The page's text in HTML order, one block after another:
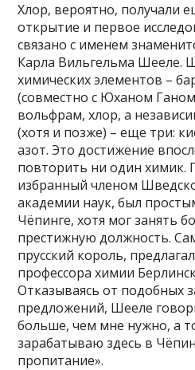
Хлор, вероятно, получали
открытие и первое
связано с именем
Карла Вильгельма Шееле.
химических элементов –
(совместно с Юханом
вольфрам, хлор, а
(хотя и позже) – еще три:
азот. Это достижение
повторить ни один химик.
избранный членом
академии наук, был
Чёпинге, хотя мог занять
престижную должность.
прусский король,
профессора химии
Отказываясь от подобных
предложений, Шееле
больше, чем мне нужно, а
зарабатываю здесь в
пропитание».